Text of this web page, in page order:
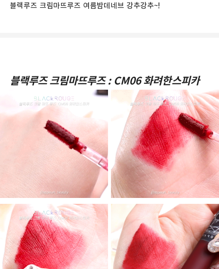
블랙루즈 크림마뜨루즈 여름밤데네브 강추강추~!
블랙루즈 크림마뜨루즈 : CM06 화려한스피카